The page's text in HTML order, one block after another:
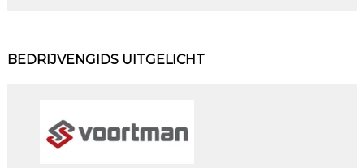
BEDRIJVENGIDS UITGELICHT